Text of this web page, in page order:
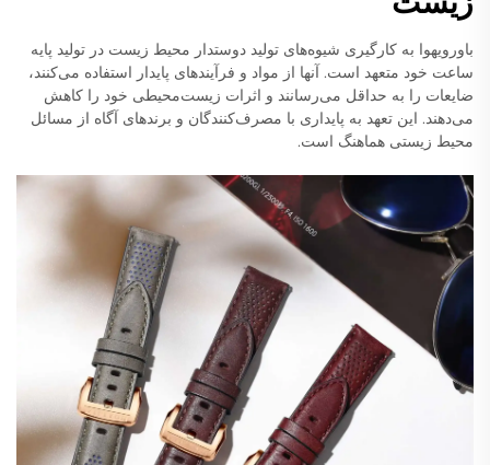
باورویهوا به کارگیری شیوه‌های تولید دوستدار محیط زیست در تولید پایه
ساعت خود متعهد است. آنها از مواد و فرآیندهای پایدار استفاده می‌کنند،
ضایعات را به حداقل می‌رسانند و اثرات زیست‌محیطی خود را کاهش
می‌دهند. این تعهد به پایداری با مصرف‌کنندگان و برندهای آگاه از مسائل
محیط زیستی هماهنگ است.